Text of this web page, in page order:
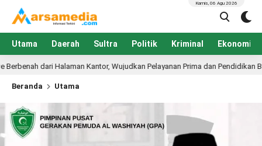
Utama Daerah Sultra Politik Kriminal Ekonomi
Kamis, 06 Agu 2026
Pelayanan Prima dan Pendidikan Berkualitas 9 jam lalu
Beranda Utama